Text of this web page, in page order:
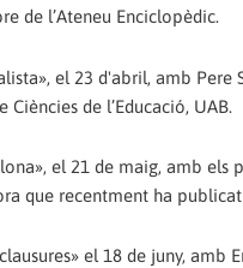
de l’Ateneu Enciclopèdic.
el 23 d'abril, amb Pere
de l’Educació, UAB.
el 21 de maig, amb
que recentment ha
el 18 de juny,